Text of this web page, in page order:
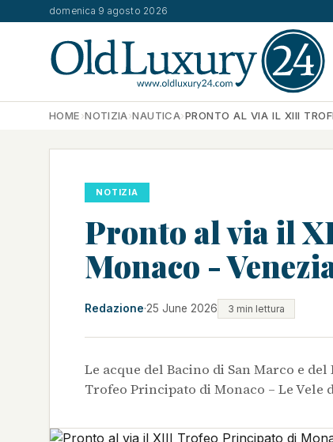
domenica 9 agosto 2026
HOME›NOTIZIA›NAUTICA›PRONTO AL VIA IL XIII
NOTIZIA
Pronto al via il
Monaco -
Redazione·25 June 2026 3 min lettura
Le acque del Bacino di San Marco e
Trofeo Principato di Monaco – Le Vele